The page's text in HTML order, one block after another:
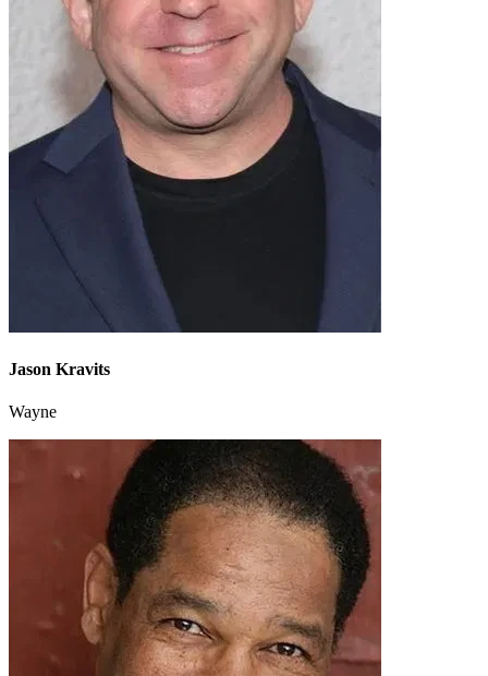
Jason Kravits
Wayne